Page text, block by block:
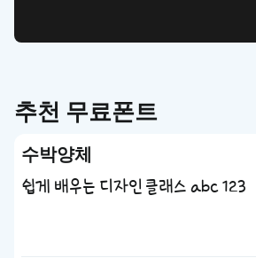
추천 무료폰트
수박양체
쉽게 배우는 디자인 클래스 abc 123